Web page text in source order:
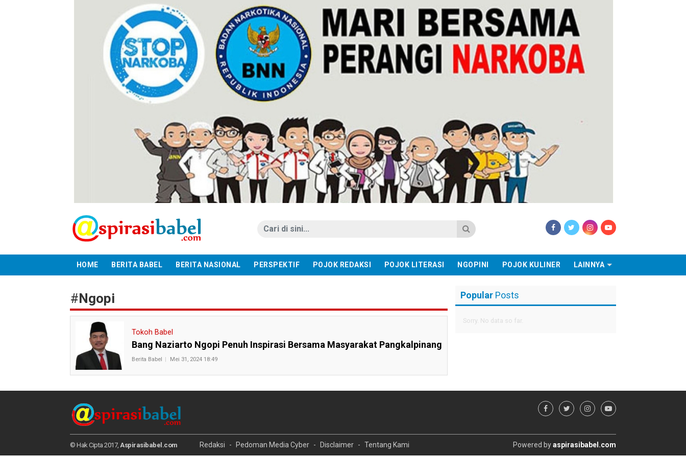
HOME BERITA BABEL BERITA NASIONAL PERSPEKTIF POJOK REDAKSI POJOK LITERASI NGOPINI POJOK KULINER LAINNYA
#Ngopi
Tokoh Babel
Bang Naziarto Ngopi Penuh Inspirasi Bersama Masyarakat Pangkalpinang
Berita Babel Mei 31, 2024 18:49
Popular Posts
Sorry. No data so far.
© Hak Cipta 2017, Aspirasibabel.com Redaksi Pedoman Media Cyber Disclaimer Tentang Kami Powered byaspirasibabel.com